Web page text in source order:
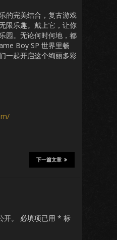
的完美结合，复古游戏
限乐趣。戴上它，让你
园。无论何时何地，都
Boy SP 世界里畅
一起开启这个绚丽多彩
下一篇文章
。 必填项已用 * 标